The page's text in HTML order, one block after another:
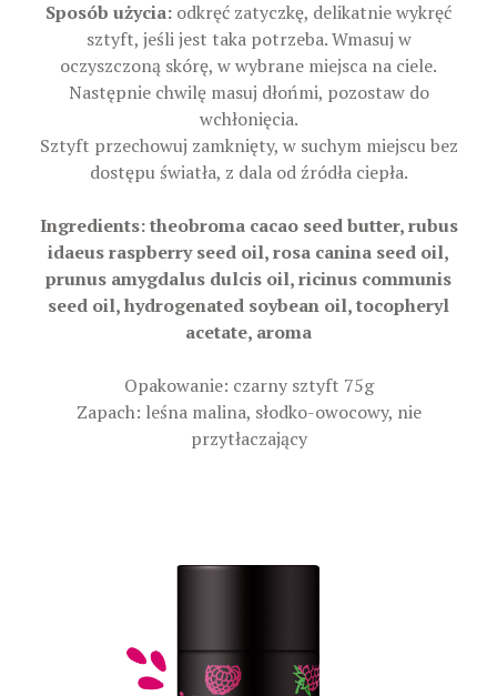
Sposób użycia: odkręć zatyczkę, delikatnie wykręć
sztyft, jeśli jest taka potrzeba. Wmasuj w
oczyszczoną skórę, w wybrane miejsca na ciele.
Następnie chwilę masuj dłońmi, pozostaw do
wchłonięcia.
Sztyft przechowuj zamknięty, w suchym miejscu bez
dostępu światła, z dala od źródła ciepła.
Ingredients: theobroma cacao seed butter, rubus
idaeus raspberry seed oil, rosa canina seed oil,
prunus amygdalus dulcis oil, ricinus communis
seed oil, hydrogenated soybean oil, tocopheryl
acetate, aroma
Opakowanie: czarny sztyft 75g
Zapach: leśna malina, słodko-owocowy, nie
przytłaczający